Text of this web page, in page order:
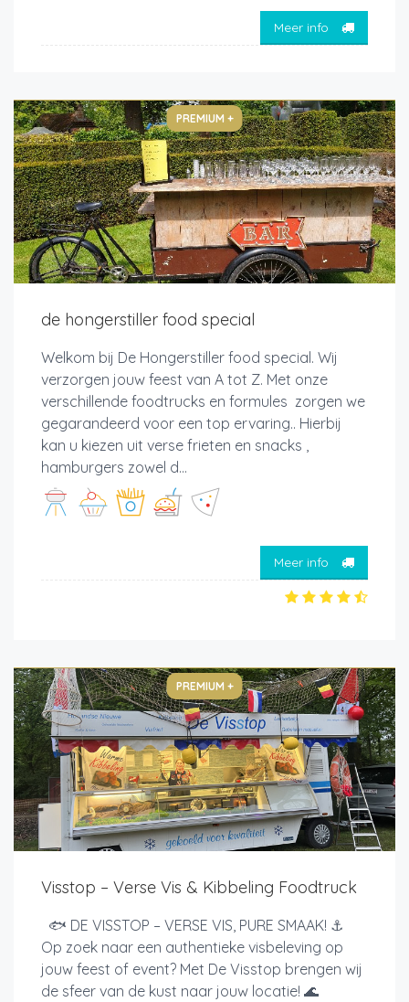
Meer info
PREMIUM +
de hongerstiller food special
Welkom bij De Hongerstiller food special. Wij
verzorgen jouw feest van A tot Z. Met onze
verschillende foodtrucks en formules zorgen we
gegarandeerd voor een top ervaring.. Hierbij
kan u kiezen uit verse frieten en snacks ,
hamburgers zowel d...
Meer info
PREMIUM +
Visstop – Verse Vis & Kibbeling Foodtruck
🐟 DE VISSTOP – VERSE VIS, PURE SMAAK! ⚓
Op zoek naar een authentieke visbeleving op
jouw feest of event? Met De Visstop brengen wij
de sfeer van de kust naar jouw locatie! 🌊